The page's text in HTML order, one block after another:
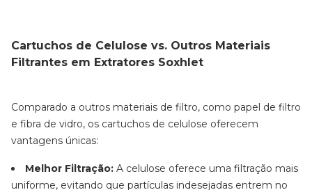
Cartuchos de Celulose vs. Outros Materiais
Filtrantes em Extratores Soxhlet
Comparado a outros materiais de filtro, como papel de filtro
e fibra de vidro, os cartuchos de celulose oferecem
vantagens únicas:
Melhor Filtração: A celulose oferece uma filtração mais
uniforme, evitando que partículas indesejadas entrem no